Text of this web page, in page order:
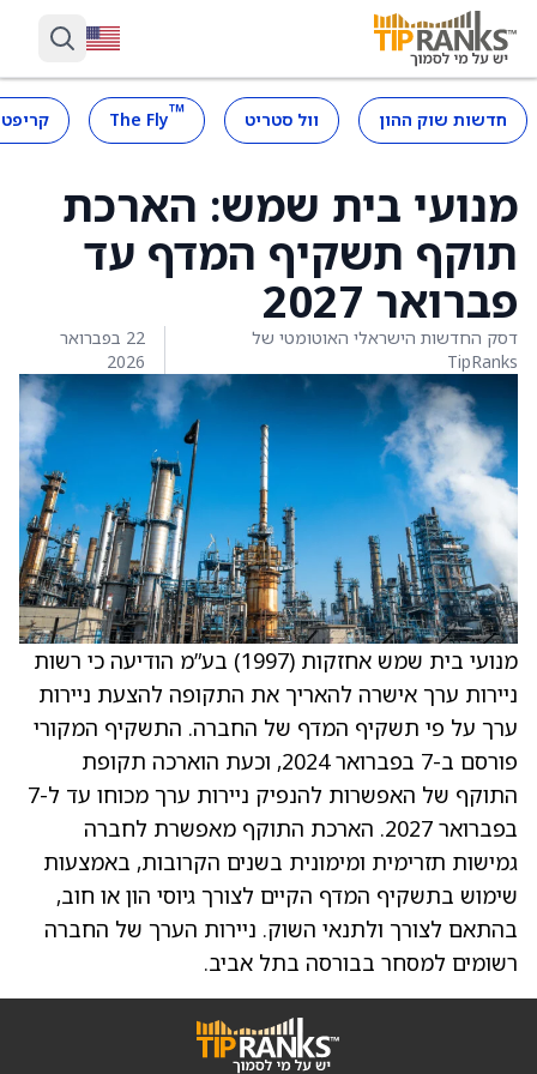
חדשות שוק ההון וול סטריט ™
The Fly
מנועי בית שמש: הארכת
תוקף תשקיף המדף עד
פברואר 2027
דסק החדשות הישראלי האוטומטי של
TipRanks
22 בפברואר
2026
מנועי בית שמש אחזקות (1997) בע”מ הודיעה כי רשות
ניירות ערך אישרה להאריך את התקופה להצעת ניירות
ערך על פי תשקיף המדף של החברה. התשקיף המקורי
פורסם ב-7 בפברואר 2024, וכעת הוארכה תקופת
התוקף של האפשרות להנפיק ניירות ערך מכוחו עד ל-7
בפברואר 2027. הארכת התוקף מאפשרת לחברה
גמישות תזרימית ומימונית בשנים הקרובות, באמצעות
שימוש בתשקיף המדף הקיים לצורך גיוסי הון או חוב,
בהתאם לצורך ולתנאי השוק. ניירות הערך של החברה
רשומים למסחר בבורסה בתל אביב.